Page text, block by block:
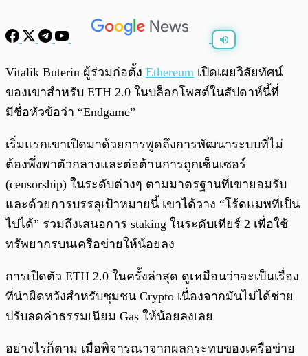
0:00/ 0:00
Vitalik Buterin ผู้ร่วมก่อตั้ง Ethereum เปิดเผยวิสัยทัศน์
ของเขาสำหรับ ETH 2.0 ในบล็อกโพสต์ในสัปดาห์นี้ที่
มีชื่อหัวข้อว่า “Endgame”
เริ่มแรกเขาเปิดมาด้วยการพูดถึงการพัฒนาระบบที่ไม่
ต้องพึ่งพาตัวกลางและต่อต้านการถูกเซ็นเซอร์
(censorship) ในระดับต่างๆ ตามมาตรฐานที่เขายอมรับ
และด้วยการบรรลุเป้าหมายนี้ เขาได้วาง “โร้ดแมพที่เป็น
ไปได้” รวมถึงเสนอการ staking ในระดับเทียร์ 2 เพื่อใช้
ทรัพยากรบนเครือข่ายให้น้อยลง
การเปิดตัว ETH 2.0 ในครั้งล่าสุด ดูเหมือนว่าจะเป็นเรื่อง
ที่น่าผิดหวังสำหรับชุมชน Crypto เนื่องจากมันไม่ได้ช่วย
ปรับลดค่าธรรมเนียม Gas ให้น้อยลงเลย
อย่างไรก็ตาม เมื่อพิจารณาจากผลกระทบของเครือข่าย